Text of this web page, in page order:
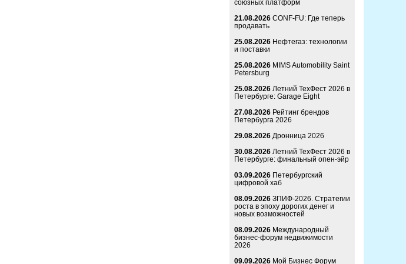
союзных платформ
21.08.2026 CONF-FU: Где теперь
продавать
25.08.2026 Нефтегаз: технологии
и поставки
25.08.2026 MIMS Automobility Saint
Petersburg
25.08.2026 Летний ТехФест 2026 в
Петербурге: Garage Eight
27.08.2026 Рейтинг брендов
Петербурга 2026
29.08.2026 Дронница 2026
30.08.2026 Летний ТехФест 2026 в
Петербурге: финальный опен-эйр
03.09.2026 Петербургский
цифровой хаб
08.09.2026 ЗПИФ-2026. Стратегии
роста в эпоху дорогих денег и
новых возможностей
08.09.2026 Международный
бизнес-форум недвижимости
2026
09.09.2026 Мой Бизнес Форум